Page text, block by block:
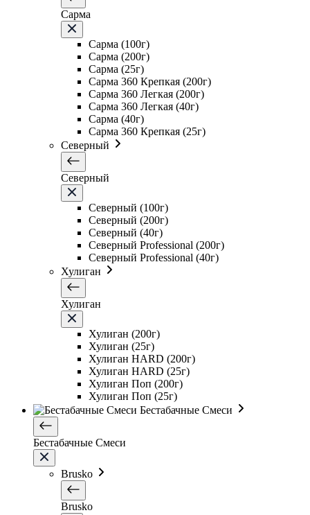
Сарма
Сарма (100г)
Сарма (200г)
Сарма (25г)
Сарма 360 Крепкая (200г)
Сарма 360 Легкая (200г)
Сарма 360 Легкая (40г)
Сарма (40г)
Сарма 360 Крепкая (25г)
Северный
Северный
Северный (100г)
Северный (200г)
Северный (40г)
Северный Professional (200г)
Северный Professional (40г)
Хулиган
Хулиган
Хулиган (200г)
Хулиган (25г)
Хулиган HARD (200г)
Хулиган HARD (25г)
Хулиган Поп (200г)
Хулиган Поп (25г)
Бестабачные Смеси
Бестабачные Смеси
Brusko
Brusko